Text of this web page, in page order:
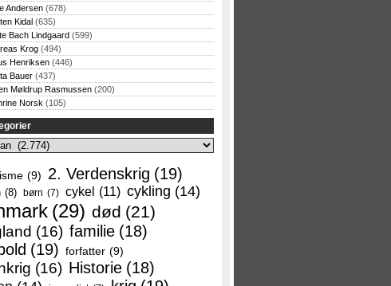
Andersen (678)
Kidal (635)
Bach Lindgaard (599)
Krog (494)
Henriksen (446)
Bauer (437)
Møldrup Rasmussen (200)
Norsk (105)
(9) 2. Verdenskrig (19)
(8) børn (7) cykel (11) cykling (14)
(29) død (21)
(16) familie (18)
(19) forfatter (9)
(16) Historie (18)